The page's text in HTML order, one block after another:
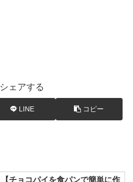
シェアする
LINE コピー
【チョコパイを食パンで簡単に作